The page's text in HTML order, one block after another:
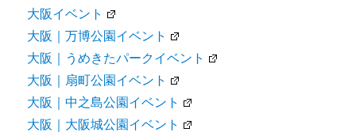
大阪イベント
大阪｜万博公園イベント
大阪｜うめきたパークイベント
大阪｜扇町公園イベント
大阪｜中之島公園イベント
大阪｜大阪城公園イベント